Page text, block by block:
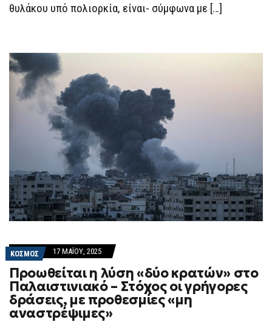
θυλάκου υπό πολιορκία, είναι- σύμφωνα με […]
ΚΟΣΜΟΣ 17 ΜΑΪ́ΟΥ, 2025
Προωθείται η λύση «δύο κρατών» στο
Παλαιστινιακό – Στόχος οι γρήγορες
δράσεις, με προθεσμίες «μη
αναστρέψιμες»